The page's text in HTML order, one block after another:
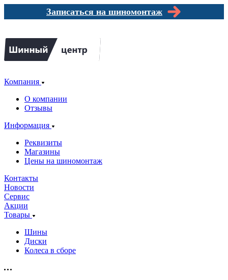
Записаться на шиномонтаж
Компания
О компании
Отзывы
Информация
Реквизиты
Магазины
Цены на шиномонтаж
Контакты
Новости
Сервис
Акции
Товары
Шины
Диски
Колеса в сборе